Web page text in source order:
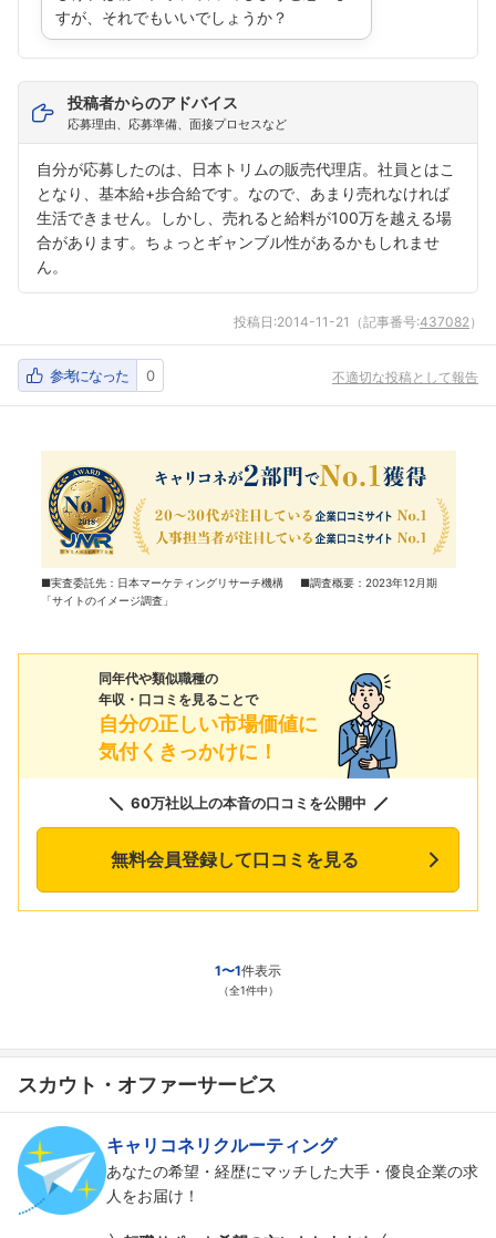
すが、それでもいいでしょうか？
投稿者からのアドバイス
応募理由、応募準備、面接プロセスなど
自分が応募したのは、日本トリムの販売代理店。社員とはこ
となり、基本給+歩合給です。なので、あまり売れなければ
生活できません。しかし、売れると給料が100万を越える場
合があります。ちょっとギャンブル性があるかもしれませ
ん。
投稿日:2014-11-21 （記事番号:437082）
参考になった 0 不適切な投稿として報告
■実査委託先：日本マーケティングリサーチ機構 ■調査概要：2023年12月期
「サイトのイメージ調査」
同年代や類似職種の
年収・口コミを見ることで
自分の正しい市場価値に
気付くきっかけに！
60万社以上の本音の口コミを公開中
無料会員登録して口コミを見る
1〜1件表示
（全1件中）
スカウト・オファーサービス
キャリコネリクルーティング
あなたの希望・経歴にマッチした大手・優良企業の求
人をお届け！